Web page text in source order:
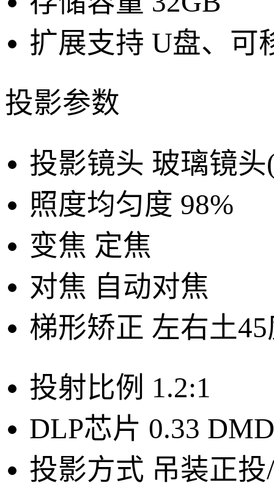
扩展支持 U盘、可
投影参数
投影镜头 玻璃镜
照度均匀度 98%
变焦 定焦
对焦 自动对焦
梯形矫正 左右土
投射比例 1.2:1
DLP芯片 0.33 DMD
投影方式 吊装正